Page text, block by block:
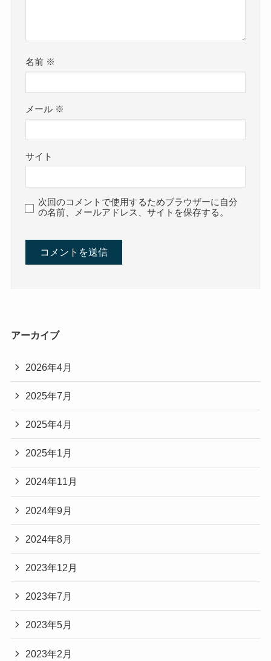
名前 ※
メール ※
サイト
次回のコメントで使用するためブラウザーに自分
の名前、メールアドレス、サイトを保存する。
アーカイブ
2026年4月
2025年7月
2025年4月
2025年1月
2024年11月
2024年9月
2024年8月
2023年12月
2023年7月
2023年5月
2023年2月